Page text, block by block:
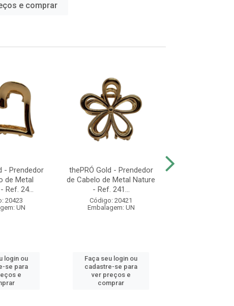
e comprar
- Prendedor
de Metal
Ref. 24...
20423
UN
login ou
se para
e
thePRÓ Gold - Prendedor
de Cabelo de Metal Nature
- Ref. 241...
Código: 20421
Embalagem: UN
Faça seu login ou
cadastre-se para
ver preços e
comprar